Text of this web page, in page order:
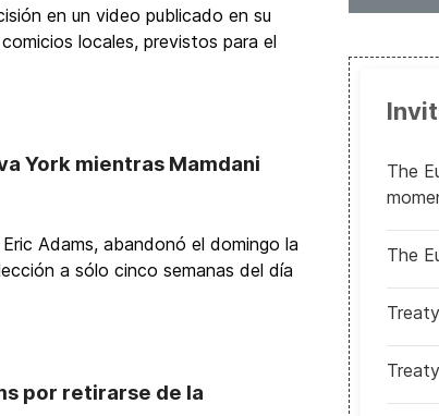
en un video publicado en su
locales, previstos para el
York mientras Mamdani
Adams, abandonó el domingo la
a sólo cinco semanas del día
por retirarse de la
The
The